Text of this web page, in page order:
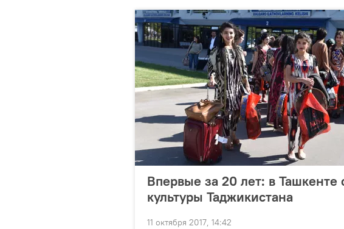
Впервые за 20 лет: в
культуры Таджикистана
11 октября 2017, 14:42